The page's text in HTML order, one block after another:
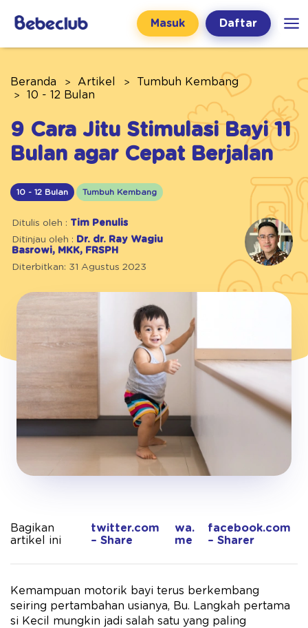
Masuk Daftar
Beranda Artikel
Tumbuh Kembang
10 - 12 Bulan
9 Cara Jitu Stimulasi Bayi 11
Bulan agar Cepat Berjalan
10 - 12 Bulan Tumbuh Kembang
Ditulis oleh : Tim Penulis
Ditinjau oleh : Dr. dr. Ray Wagiu
Basrowi, MKK, FRSPH
Diterbitkan: 31 Agustus 2023
Bagikan
artikel ini
twitter.com
– Share
wa.
me
facebook.com
– Sharer
Kemampuan motorik bayi terus berkembang
seiring pertambahan usianya, Bu. Langkah pertama
si Kecil mungkin jadi salah satu yang paling